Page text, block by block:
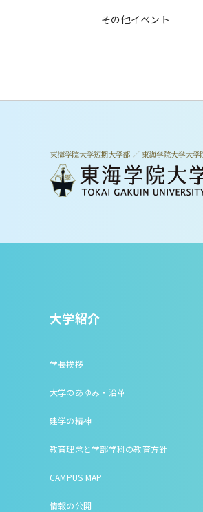
その他イベント
大学紹介
学長挨拶
大学のあゆみ・沿革
建学の精神
教育理念と学部学科の教育方針
CAMPUS MAP
情報の公開